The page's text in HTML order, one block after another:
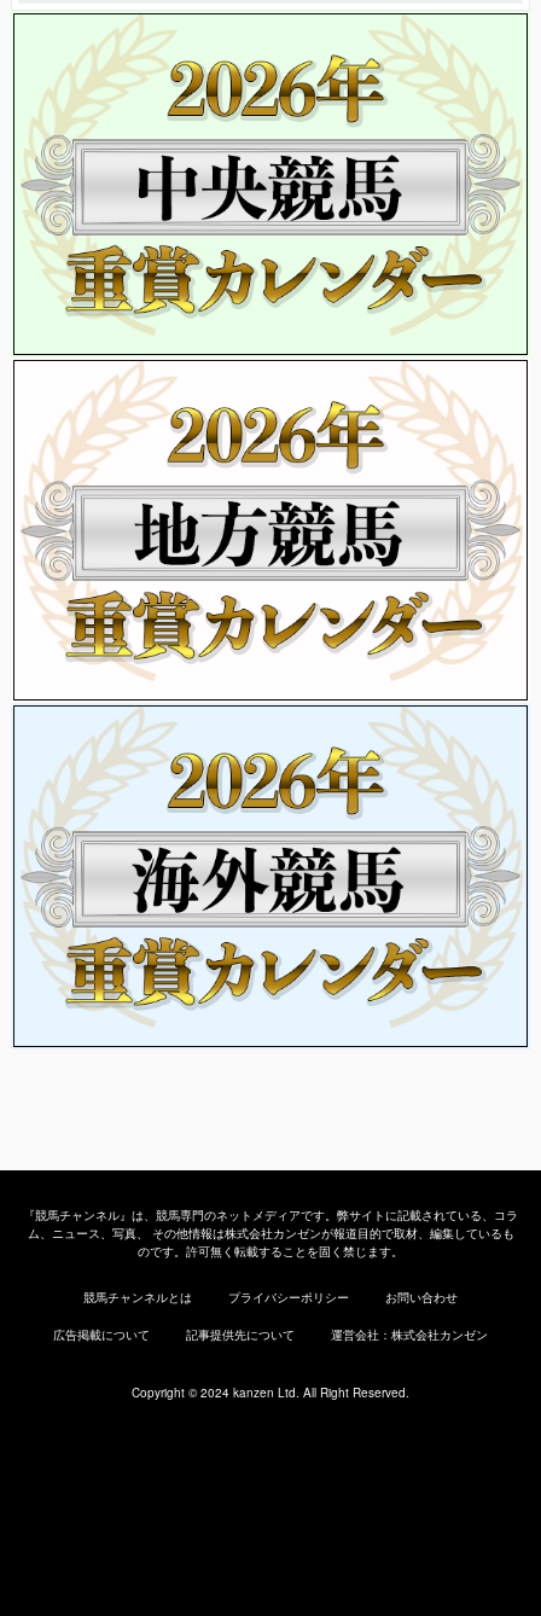
『競馬チャンネル』は、競馬専門のネットメディアです。弊サイトに記載されている、コラ
ム、ニュース、写真、 その他情報は株式会社カンゼンが報道目的で取材、編集しているも
のです。許可無く転載することを固く禁じます。
競馬チャンネルとは プライバシーポリシー お問い合わせ
広告掲載について 記事提供先について 運営会社：株式会社カンゼン
Copyright © 2024 kanzen Ltd. All Right Reserved.